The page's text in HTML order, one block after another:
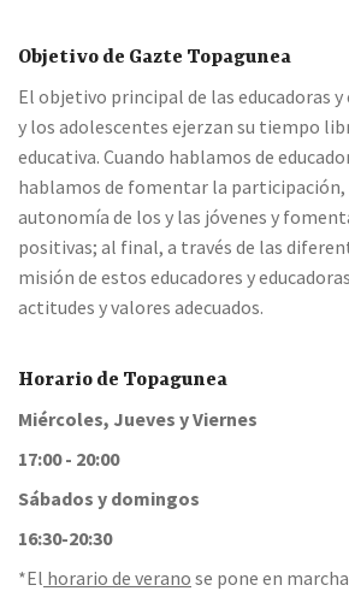
Objetivo de Gazte Topagunea
El objetivo principal de las educadoras y
y los adolescentes ejerzan su tiempo
educativa. Cuando hablamos de
hablamos de fomentar la
autonomía de los y las jóvenes y
positivas; al final, a través de las
misión de estos educadores y
actitudes y valores adecuados.
Horario de Topagunea
Miércoles, Jueves y Viernes
17:00 - 20:00
Sábados y domingos
16:30-20:30
*El horario de verano se pone en